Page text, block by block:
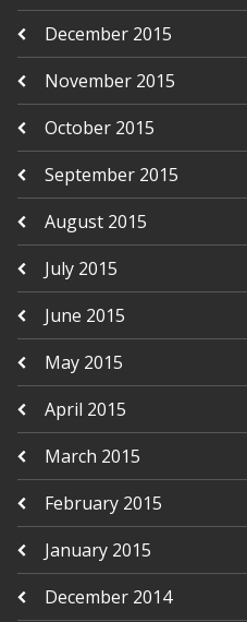
December 2015
November 2015
October 2015
September 2015
August 2015
July 2015
June 2015
May 2015
April 2015
March 2015
February 2015
January 2015
December 2014